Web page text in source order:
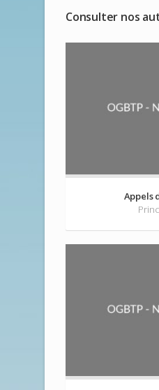
Consulter nos
Appels